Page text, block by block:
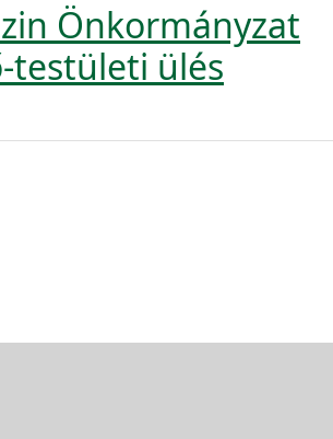
Önkormányzat
testületi ülés